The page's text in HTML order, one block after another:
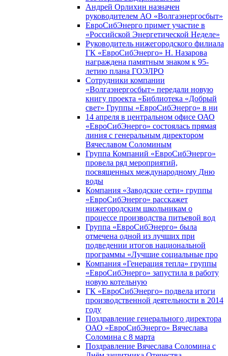
Андрей Орлихин назначен
руководителем АО «Волгаэнергосбыт»
ЕвроСибЭнерго примет участие в
«Российской Энергетической Неделе»
Руководитель нижегородского филиала
ГК «ЕвроСибЭнерго» Н. Назарова
награждена памятным знаком к 95-
летию плана ГОЭЛРО
Сотрудники компании
«Волгаэнергосбыт» передали новую
книгу проекта «Библиотека «Добрый
свет» Группы «ЕвроСибЭнерго» в ни
14 апреля в центральном офисе ОАО
«ЕвроСибЭнерго» состоялась прямая
линия с генеральным директором
Вячеславом Соломиным
Группа Компаний «ЕвроСибЭнерго»
провела ряд мероприятий,
посвященных международному Дню
воды
Компания «Заводские сети» группы
«ЕвроСибЭнерго» расскажет
нижегородским школьникам о
процессе производства питьевой вод
Группа «ЕвроСибЭнерго» была
отмечена одной из лучших при
подведении итогов национальной
программы «Лучшие социальные про
Компания «Генерация тепла» группы
«ЕвроСибЭнерго» запустила в работу
новую котельную
ГК «ЕвроСибЭнерго» подвела итоги
производственной деятельности в 2014
году
Поздравление генерального директора
ОАО «ЕвроСибЭнерго» Вячеслава
Соломина с 8 марта
Поздравление Вячеслава Соломина с